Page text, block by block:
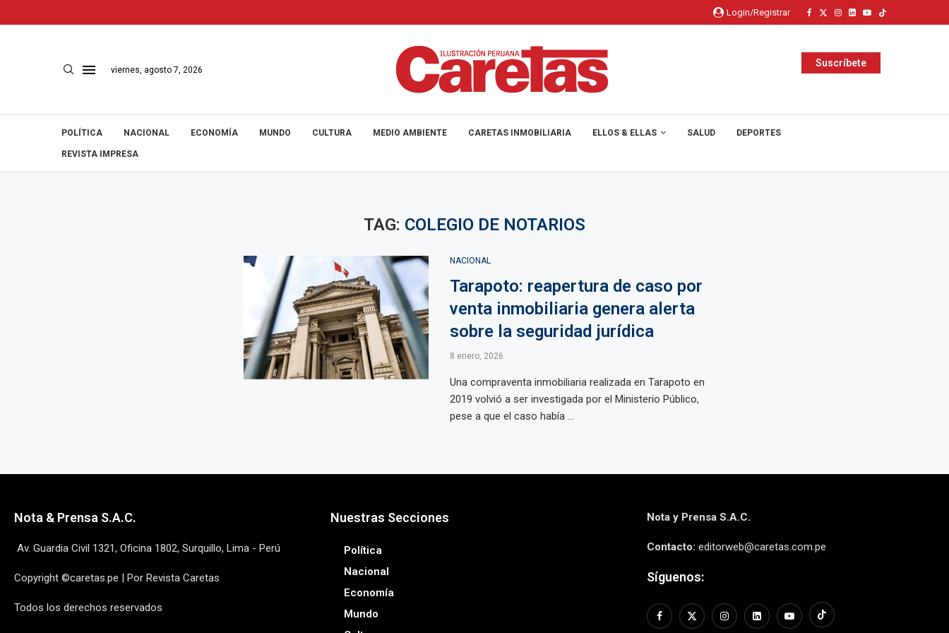
Login/Registrar
viernes, agosto 7, 2026
Suscríbete
POLÍTICA NACIONAL ECONOMÍA MUNDO CULTURA MEDIO AMBIENTE CARETAS INMOBILIARIA ELLOS & ELLAS SALUD DEPORTES
REVISTA IMPRESA
TAG: COLEGIO DE NOTARIOS
NACIONAL
Tarapoto: reapertura de caso por
venta inmobiliaria genera alerta
sobre la seguridad jurídica
8 enero, 2026
Una compraventa inmobiliaria realizada en Tarapoto en
2019 volvió a ser investigada por el Ministerio Público,
pese a que el caso había ...
Nota & Prensa S.A.C.
Av. Guardia Civil 1321, Oficina 1802, Surquillo, Lima - Perú
Copyright ©caretas.pe | Por Revista Caretas
Todos los derechos reservados
Nuestras Secciones
Política
Nacional
Economía
Mundo
Nota y Prensa S.A.C.
Contacto: editorweb@caretas.com.pe
Síguenos: